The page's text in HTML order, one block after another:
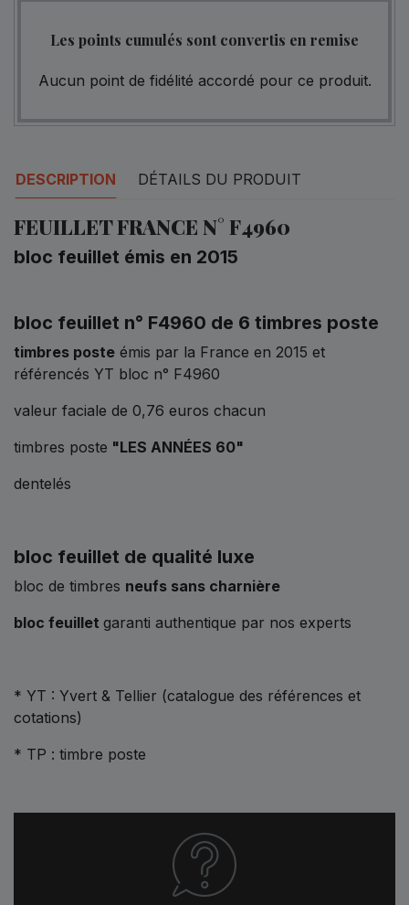
Les points cumulés sont convertis en remise
Aucun point de fidélité accordé pour ce produit.
DESCRIPTION DÉTAILS DU PRODUIT
FEUILLET FRANCE N° F4960
bloc feuillet émis en 2015
bloc feuillet n° F4960 de 6 timbres poste
timbres poste émis par la France en 2015 et
référencés YT bloc n° F4960
valeur faciale de 0,76 euros chacun
timbres poste "LES ANNÉES 60"
dentelés
bloc feuillet de qualité luxe
bloc de timbres neufs sans charnière
bloc feuillet garanti authentique par nos experts
* YT : Yvert & Tellier (catalogue des références et
cotations)
* TP : timbre poste